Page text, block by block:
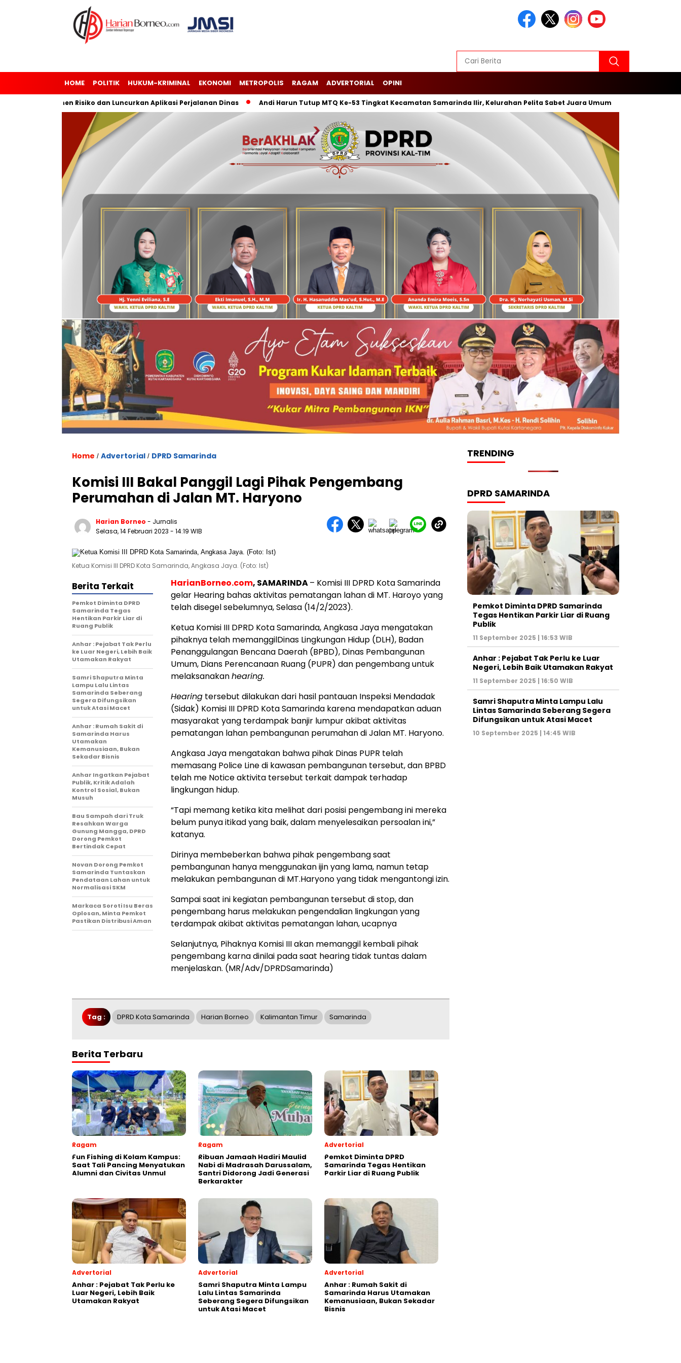
HOME POLITIK HUKUM-KRIMINAL EKONOMI METROPOLIS RAGAM ADVERTORIAL OPINI
Manajemen Risiko dan Luncurkan Aplikasi Perjalanan Dinas Andi Harun Tutup MTQ Ke-53 Tingkat Kecamatan Samarinda Ilir, Kelurahan Pelita Sabet Juara Umum Inovasi Baru, Wali
Home / Advertorial / DPRD Samarinda
Komisi III Bakal Panggil Lagi Pihak Pengembang
Perumahan di Jalan MT. Haryono
Harian Borneo - Jurnalis
Selasa, 14 Februari 2023 - 14:19 WIB
Ketua Komisi III DPRD Kota Samarinda, Angkasa Jaya. (Foto: Ist)
HarianBorneo.com, SAMARINDA– Komisi III DPRD Kota Samarinda
gelar Hearing bahas aktivitas pematangan lahan di MT. Haroyo yang
telah disegel sebelumnya, Selasa (14/2/2023).
Ketua Komisi III DPRD Kota Samarinda, Angkasa Jaya mengatakan
pihaknya telah memanggilDinas Lingkungan Hidup (DLH), Badan
Penanggulangan Bencana Daerah (BPBD), Dinas Pembangunan
Umum, Dians Perencanaan Ruang (PUPR) dan pengembang untuk
melaksanakanhearing.
Hearing tersebut dilakukan dari hasil pantauan Inspeksi Mendadak
(Sidak) Komisi III DPRD Kota Samarinda karena mendapatkan aduan
masyarakat yang terdampak banjir lumpur akibat aktivitas
pematangan lahan pembangunan perumahan di Jalan MT. Haryono.
Angkasa Jaya mengatakan bahwa pihak Dinas PUPR telah
memasang Police Line di kawasan pembangunan tersebut, dan BPBD
telah me Notice aktivita tersebut terkait dampak terhadap
lingkungan hidup.
“Tapi memang ketika kita melihat dari posisi pengembang ini mereka
belum punya itikad yang baik, dalam menyelesaikan persoalan ini,”
katanya.
Dirinya membeberkan bahwa pihak pengembang saat
pembangunan hanya menggunakan ijin yang lama, namun tetap
melakukan pembangunan di MT.Haryono yang tidak mengantongi izin.
Sampai saat ini kegiatan pembangunan tersebut di stop, dan
pengembang harus melakukan pengendalian lingkungan yang
terdampak akibat aktivitas pematangan lahan, ucapnya
Selanjutnya, Pihaknya Komisi III akan memanggil kembali pihak
pengembang karna dinilai pada saat hearing tidak tuntas dalam
menjelaskan. (MR/Adv/DPRDSamarinda)
Berita Terkait
Pemkot Diminta DPRD
Samarinda Tegas
Hentikan Parkir Liar di
Ruang Publik
Anhar : Pejabat Tak Perlu
ke Luar Negeri, Lebih Baik
Utamakan Rakyat
Samri Shaputra Minta
Lampu Lalu Lintas
Samarinda Seberang
Segera Difungsikan
untuk Atasi Macet
Anhar : Rumah Sakit di
Samarinda Harus
Utamakan
Kemanusiaan, Bukan
Sekadar Bisnis
Anhar Ingatkan Pejabat
Publik, Kritik Adalah
Kontrol Sosial, Bukan
Musuh
Bau Sampah dari Truk
Resahkan Warga
Gunung Mangga, DPRD
Dorong Pemkot
Bertindak Cepat
Novan Dorong Pemkot
Samarinda Tuntaskan
Pendataan Lahan untuk
Normalisasi SKM
Markaca Soroti Isu Beras
Oplosan, Minta Pemkot
Pastikan Distribusi Aman
Tag : DPRD Kota Samarinda Harian Borneo Kalimantan Timur Samarinda
Berita Terbaru
Ragam
Fun Fishing di Kolam Kampus:
Saat Tali Pancing Menyatukan
Alumni dan Civitas Unmul
Ragam
Ribuan Jamaah Hadiri Maulid
Nabi di Madrasah Darussalam,
Santri Didorong Jadi Generasi
Berkarakter
Advertorial
Pemkot Diminta DPRD
Samarinda Tegas Hentikan
Parkir Liar di Ruang Publik
Advertorial
Anhar : Pejabat Tak Perlu ke
Luar Negeri, Lebih Baik
Utamakan Rakyat
Advertorial
Samri Shaputra Minta Lampu
Lalu Lintas Samarinda
Seberang Segera Difungsikan
untuk Atasi Macet
Advertorial
Anhar : Rumah Sakit di
Samarinda Harus Utamakan
Kemanusiaan, Bukan Sekadar
Bisnis
TRENDING
DPRD SAMARINDA
Pemkot Diminta DPRD Samarinda
Tegas Hentikan Parkir Liar di Ruang
Publik
11 September 2025 | 16:53 WIB
Anhar : Pejabat Tak Perlu ke Luar
Negeri, Lebih Baik Utamakan Rakyat
11 September 2025 | 16:50 WIB
Samri Shaputra Minta Lampu Lalu
Lintas Samarinda Seberang Segera
Difungsikan untuk Atasi Macet
10 September 2025 | 14:45 WIB